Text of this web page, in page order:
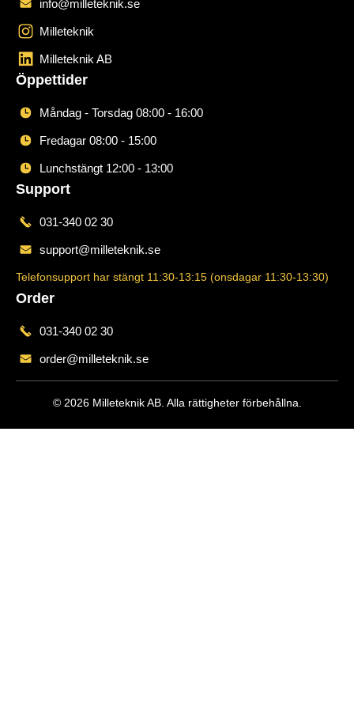
info@milleteknik.se
Milleteknik
Milleteknik AB
Öppettider
Måndag - Torsdag 08:00 - 16:00
Fredagar 08:00 - 15:00
Lunchstängt 12:00 - 13:00
Support
031-340 02 30
support@milleteknik.se
Telefonsupport har stängt 11:30-13:15 (onsdagar 11:30-13:30)
Order
031-340 02 30
order@milleteknik.se
© 2026 Milleteknik AB. Alla rättigheter förbehållna.